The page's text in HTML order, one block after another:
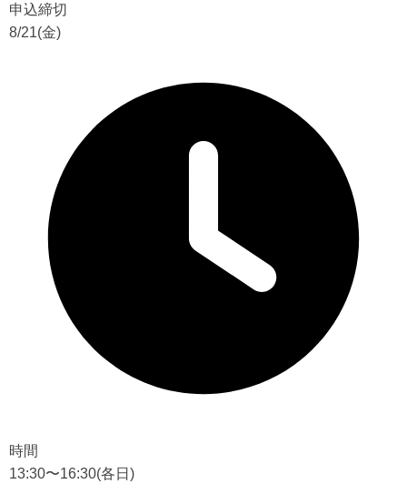
申込締切
8/21(金)
時間
13:30〜16:30(各日)